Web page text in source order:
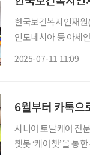
한국보건복지인재
인도네시아 등 아세
2025-07-11 11:09
6월부터 카톡으
시니어 토탈케어 전
챗봇 ‘케어챗’을 통한 손쉬